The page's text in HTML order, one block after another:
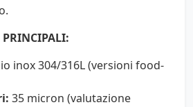
PRINCIPALI:
inox 304/316L (versioni food-
35 micron (valutazione